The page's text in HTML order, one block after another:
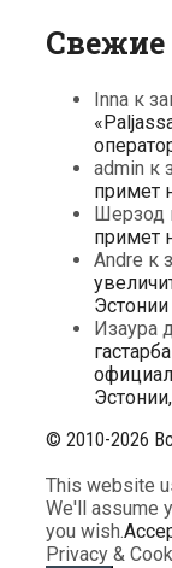
Inna к
admin к
примет
Шерзод
примет
Andre к
Изаура
© 2010-2026
This website
We'll assume
you wish.
Privacy &